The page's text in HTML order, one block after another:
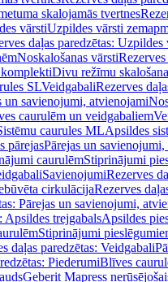
skalojamās tvertnes
vārstiUzpildes vārsti
daļas paredzētas:
Noskalošanas vārsti
komplektiDivu režīmu skalošana
SLVeidgabaliRezerves
un savienojumi, atvienojami
caurulēm un veidgabaliem
caurules MLApsildes
pārejasPārejas un
caurulēmStiprinājumi
SavienojumiRezerves
cirkulācijaRezerves
Pārejas un savienojumi,
Apsildes trejgabalsApsildes
Stiprinājumi
daļas paredzētas: Veidgabali
PiederumiBlīves
Geberit Mapress